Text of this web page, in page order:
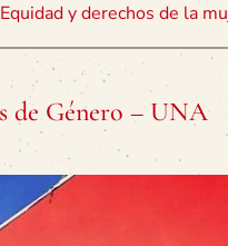
Equidad y derechos de la
de Género – UNA